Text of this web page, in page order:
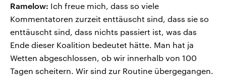
Ramelow: Ich freue mich, dass so viele
Kommentatoren zurzeit enttäuscht sind, dass sie so
enttäuscht sind, dass nichts passiert ist, was das
Ende dieser Koalition bedeutet hätte. Man hat ja
Wetten abgeschlossen, ob wir innerhalb von 100
Tagen scheitern. Wir sind zur Routine übergegangen.